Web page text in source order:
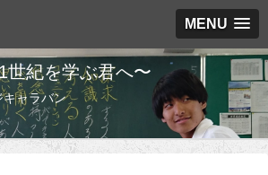
MENU
世紀を学ぶ君へ〜
ャラバン